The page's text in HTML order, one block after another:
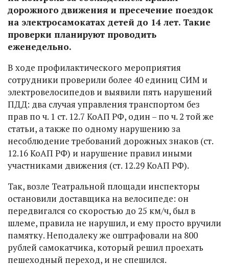
дорожного движения и пресечение поездок
на электросамокатах детей до 14 лет. Такие
проверки планируют проводить
еженедельно.
В ходе профилактического мероприятия
сотрудники проверили более 40 единиц СИМ и
электровелосипедов и выявили пять нарушений
ПДД: два случая управления транспортом без
прав по ч. 1 ст. 12.7 КоАП РФ, один – по ч. 2 той же
статьи, а также по одному нарушению за
несоблюдение требований дорожных знаков (ст.
12.16 КоАП РФ) и нарушение правил иными
участниками движения (ст. 12.29 КоАП РФ).
Так, возле Театральной площади инспекторы
остановили доставщика на велосипеде: он
передвигался со скоростью до 25 км/ч, был в
шлеме, правила не нарушил, и ему просто вручили
памятку. Неподалеку же оштрафовали на 800
рублей самокатчика, который решил проехать
пешеходный переход, и не спешился.